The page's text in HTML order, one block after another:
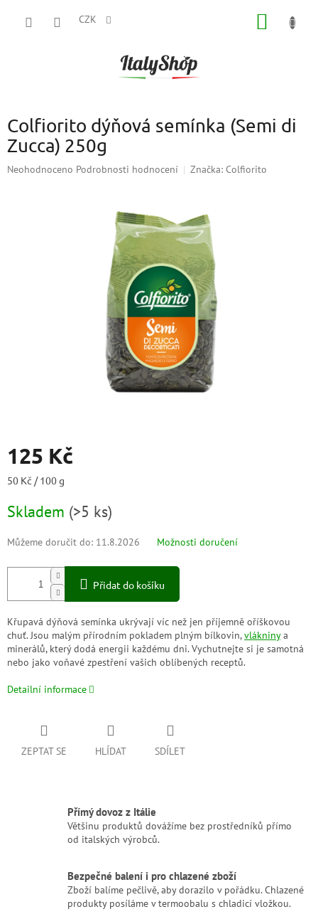
CZK
Colfiorito dýňová semínka (Semi di
Zucca) 250g
Průměrné
Neohodnoceno Podrobnosti hodnocení Značka: Colfiorito
125 Kč
Měrná
50 Kč / 100 g
Skladem (>5 ks)
Můžeme doručit do: 11.8.2026 Možnosti doručení
Přidat do košíku
Křupavá dýňová semínka ukrývají víc než jen příjemně oříškovou
chuť. Jsou malým přírodním pokladem plným bílkovin,vlákninya
minerálů, který dodá energii každému dni. Vychutnejte si je samotná
nebo jako voňavé zpestření vašich oblíbených receptů.
Detailní informace
ZEPTAT SE HLÍDAT SDÍLET
Přímý dovoz z Itálie
Většinu produktů dovážíme bez prostředníků přímo
od italských výrobců.
Bezpečné balení i pro chlazené zboží
Zboží balíme pečlivě, aby dorazilo v pořádku. Chlazené
produkty posíláme v termoobalu s chladicí vložkou.